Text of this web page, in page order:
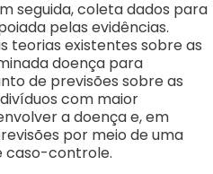
seguida, coleta dados para
pelas evidências.
teorias existentes sobre as
doença para
de previsões sobre as
com maior
a doença e, em
por meio de uma
caso-controle.